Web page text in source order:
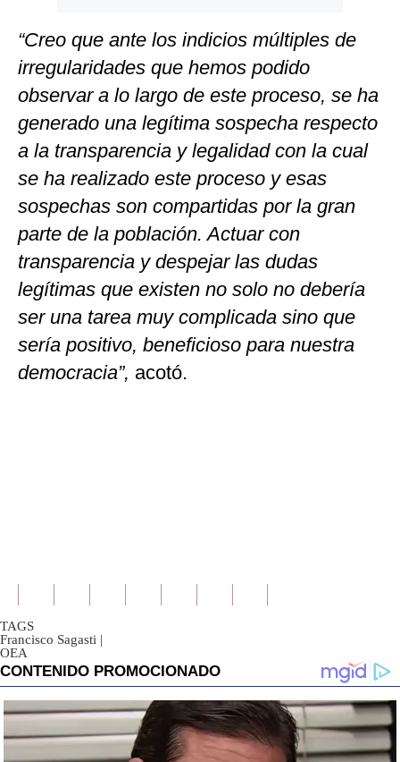
“Creo que ante los indicios múltiples de
irregularidades que hemos podido
observar a lo largo de este proceso, se ha
generado una legítima sospecha respecto
a la transparencia y legalidad con la cual
se ha realizado este proceso y esas
sospechas son compartidas por la gran
parte de la población. Actuar con
transparencia y despejar las dudas
legítimas que existen no solo no debería
ser una tarea muy complicada sino que
sería positivo, beneficioso para nuestra
democracia”, acotó.
TAGS
Francisco Sagasti |
OEA